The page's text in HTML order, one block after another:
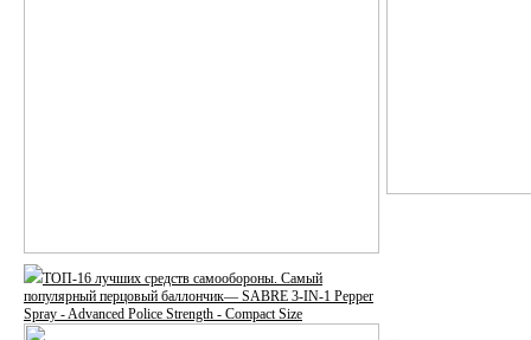
ТОП-16 лучших средств самообороны. Самый
популярный перцовый баллончик— SABRE 3-IN-1 Pepper
Spray - Advanced Police Strength - Compact Size